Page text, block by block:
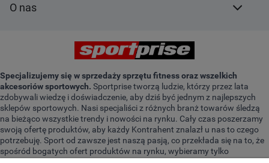
O nas
Specjalizujemy się w sprzedaży sprzętu fitness oraz wszelkich
akcesoriów sportowych. Sportprise tworzą ludzie, którzy przez lata
zdobywali wiedzę i doświadczenie, aby dziś być jednym z najlepszych
sklepów sportowych. Nasi specjaliści z różnych branż towarów śledzą
na bieżąco wszystkie trendy i nowości na rynku. Cały czas poszerzamy
swoją ofertę produktów, aby każdy Kontrahent znalazł u nas to czego
potrzebuję. Sport od zawsze jest naszą pasją, co przekłada się na to, że
spośród bogatych ofert produktów na rynku, wybieramy tylko